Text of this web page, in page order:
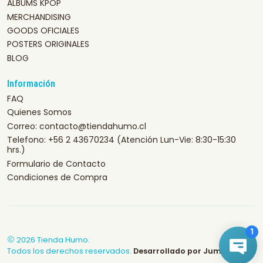
ALBUMS KPOP
MERCHANDISING
GOODS OFICIALES
POSTERS ORIGINALES
BLOG
Información
FAQ
Quienes Somos
Correo: contacto@tiendahumo.cl
Telefono: +56 2 43670234 (Atención Lun-Vie: 8:30-15:30
hrs.)
Formulario de Contacto
Condiciones de Compra
2026 Tienda Humo.
Todos los derechos reservados. Desarrollado por Jumpseller